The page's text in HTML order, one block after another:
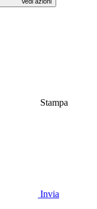
Stampa
Invia